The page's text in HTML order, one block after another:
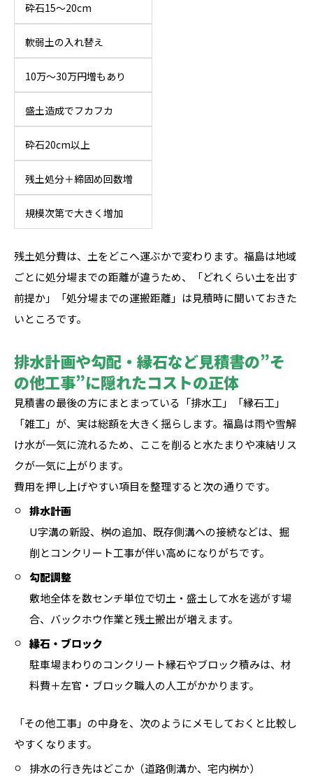
砕石15〜20cm
軟弱土の入れ替え
10万〜30万円増もあり
盛土造成でフカフカ
砕石20cm以上
残土処分＋締固め回数増
規模次第で大きく増加
残土処分費は、土をどこへ運ぶかで変わります。福島は地域
ごとに処分場までの距離が違うため、「どれくらい土を出す
前提か」「処分場までの運搬距離」は見積時に聞いておきた
いところです。
排水計画や勾配・縁石など見積書の”そ
の他工事”に隠れたコストの正体
見積書の最後の方にまとまっている「排水工」「縁石工」
「雑工」が、実は総額を大きく揺らします。福島は雨や雪解
け水が一気に流れるため、ここを削ると水たまりや凍結リス
クが一気に上がります。
費用を押し上げやすい項目を整理すると次の通りです。
排水計画
U字溝の新設、桝の追加、既存側溝への接続などは、掘
削とコンクリート工事が伴い高めになりがちです。
勾配調整
敷地全体を数センチ単位で切土・盛土して水を逃がす場
合、バックホウ作業と残土搬出が増えます。
縁石・ブロック
駐車場まわりのコンクリート縁石やブロック積みは、材
料費＋左官・ブロック職人の人工がかかります。
「その他工事」の中身を、次のようにメモしておくと比較し
やすくなります。
排水の行き先はどこか（道路側溝か、宅内桝か）